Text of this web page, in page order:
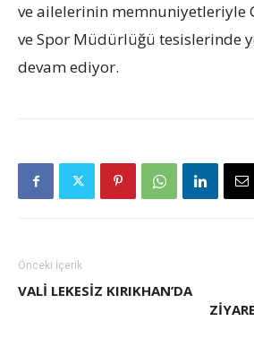
ve ailelerinin memnuniyetleriyle
ve Spor Müdürlüğü tesislerinde
devam ediyor.
Önceki İçerik
VALI LEKESIZ KIRIKHAN’DA